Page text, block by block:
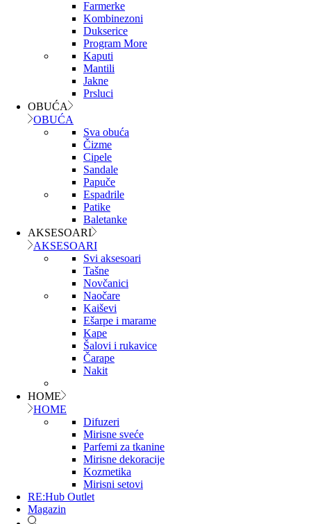
Farmerke
Kombinezoni
Dukserice
Program More
Kaputi
Mantili
Jakne
Prsluci
OBUĆA
OBUĆA
Sva obuća
Čizme
Cipele
Sandale
Papuče
Espadrile
Patike
Baletanke
AKSESOARI
AKSESOARI
Svi aksesoari
Tašne
Novčanici
Naočare
Kaiševi
Ešarpe i marame
Kape
Šalovi i rukavice
Čarape
Nakit
HOME
HOME
Difuzeri
Mirisne sveće
Parfemi za tkanine
Mirisne dekoracije
Kozmetika
Mirisni setovi
RE:Hub Outlet
Magazin